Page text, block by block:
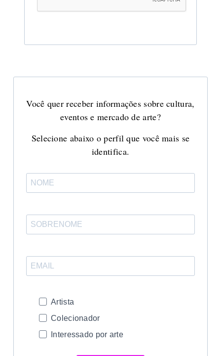
Você quer receber informações sobre cultura,
eventos e mercado de arte?
Selecione abaixo o perfil que você mais se
identifica.
Artista
Colecionador
Interessado por arte